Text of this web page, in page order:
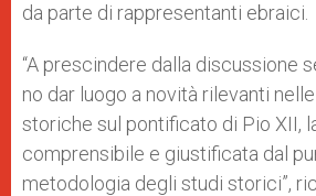
da parte di rappresentanti ebraici.
“A prescindere dalla discussione
no dar luogo a novità rilevanti
storiche sul pontificato di Pio XII,
comprensibile e giustificata dal
metodologia degli studi storici”,